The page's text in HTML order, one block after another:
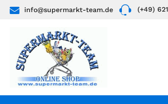
Hauptinhalt springen
Zur Suche springen
Zur Hauptnavigation springen
info@supermarkt-team.de (+49)